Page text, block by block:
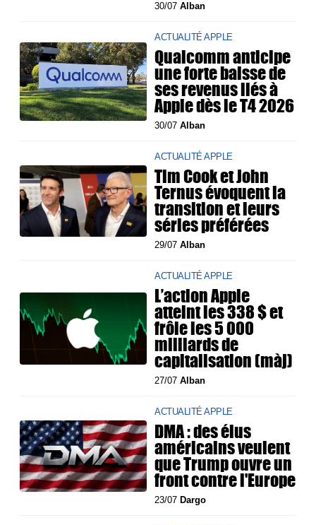
30/07Alban
ACTUALITÉ APPLE
Qualcomm anticipe
une forte baisse de
ses revenus liés à
Apple dès le T4 2026
30/07Alban
ACTUALITÉ APPLE
Tim Cook et John
Ternus évoquent la
transition et leurs
séries préférées
29/07Alban
ACTUALITÉ APPLE
L’action Apple
atteint les 338 $ et
frôle les 5 000
milliards de
capitalisation (màj)
27/07Alban
ACTUALITÉ APPLE
DMA : des élus
américains veulent
que Trump ouvre un
front contre l'Europe
23/07 Dargo